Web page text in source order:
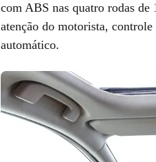
com ABS nas quatro rodas de
atenção do motorista,
automático.